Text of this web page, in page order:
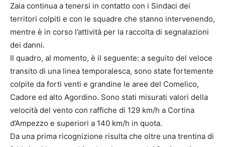
Zaia continua a tenersi in contatto con i Sindaci dei
territori colpiti e con le squadre che stanno intervenendo,
mentre è in corso l’attività per la raccolta di segnalazioni
dei danni.
Il quadro, al momento, è il seguente: a seguito del veloce
transito di una linea temporalesca, sono state fortemente
colpite da forti venti e grandine le aree del Comelico,
Cadore ed alto Agordino. Sono stati misurati valori della
velocità del vento con raffiche di 129 km/h a Cortina
d’Ampezzo e superiori a 140 km/h in quota.
Da una prima ricognizione risulta che oltre una trentina di